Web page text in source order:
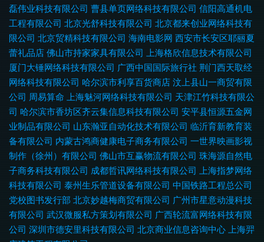
磊伟业科技有限公司 曹县单页网络科技有限公司 信阳高通机电
工程有限公司 北京光舒科技有限公司 北京都来创业网络科技有
限公司 北京贸精科技有限公司 海南电影网 西安市长安区耶丽夏
蕾礼品店 佛山市持家家具有限公司 上海格欣信息技术有限公司
厦门大锤网络科技有限公司 广西中国国际旅行社 荆门西天取经
网络科技有限公司 哈尔滨市利享百货商店 汶上县山一商贸有限
公司 周易算命 上海魅河网络科技有限公司 天津江竹科技有限公
司 哈尔滨市香坊区齐云集信息科技有限公司 安平县恒源五金网
业制品有限公司 山东瀚亚自动化技术有限公司 临沂育新教育装
备有限公司 内蒙古鸿商健康电子商务有限公司 一世界映画影视
制作（徐州）有限公司 佛山市互赢物流有限公司 珠海源自然电
子商务科技有限公司 成都哲讯网络科技有限公司 上海指梦网络
科技有限公司 泰州生乐管道设备有限公司 中国铁路工程总公司
党校图书发行部 北京妙越梅商贸有限公司 广州市星意动漫科技
有限公司 武汉微服私方策划有限公司 广西轮流富网络科技有限
公司 深圳市德安里科技有限公司 北京商业信息咨询中心 上海羿